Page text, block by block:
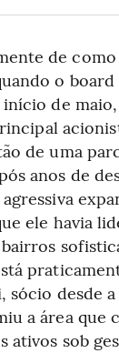
de
o
de
de uma
anos de
ele havia
sócio desde
a área que
ativos sob